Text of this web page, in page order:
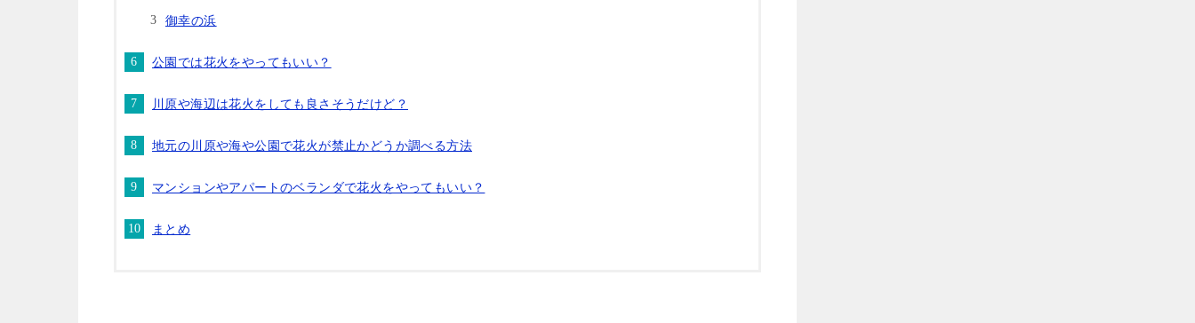
御幸の浜
公園では花火をやってもいい？
川原や海辺は花火をしても良さそうだけど？
地元の川原や海や公園で花火が禁止かどうか調べる方法
マンションやアパートのベランダで花火をやってもいい？
まとめ